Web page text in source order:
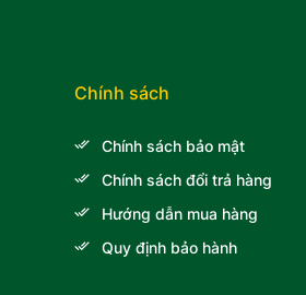
Chính sách
Chính sách bảo mật
Chính sách đổi trả hàng
Hướng dẫn mua hàng
Quy định bảo hành